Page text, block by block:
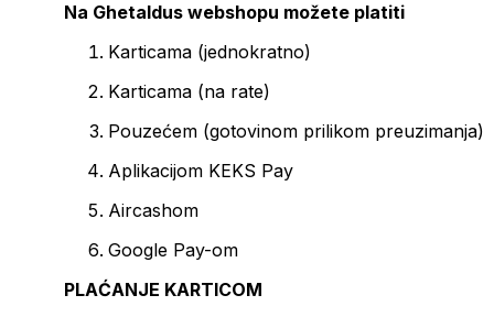
Na Ghetaldus webshopu možete platiti
Karticama (jednokratno)
Karticama (na rate)
Pouzećem (gotovinom prilikom preuzimanja)
Aplikacijom KEKS Pay
Aircashom
Google Pay-om
PLAĆANJE KARTICOM